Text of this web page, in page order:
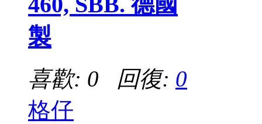
製
喜歡: 0 回復: 0
格仔